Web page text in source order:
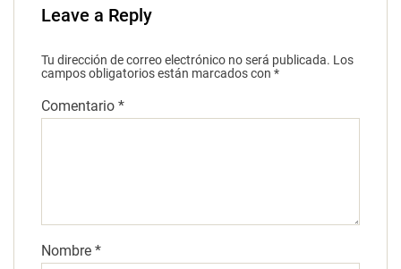
Leave a Reply
Tu dirección de correo electrónico no será publicada. Los
campos obligatorios están marcados con *
Comentario *
Nombre *